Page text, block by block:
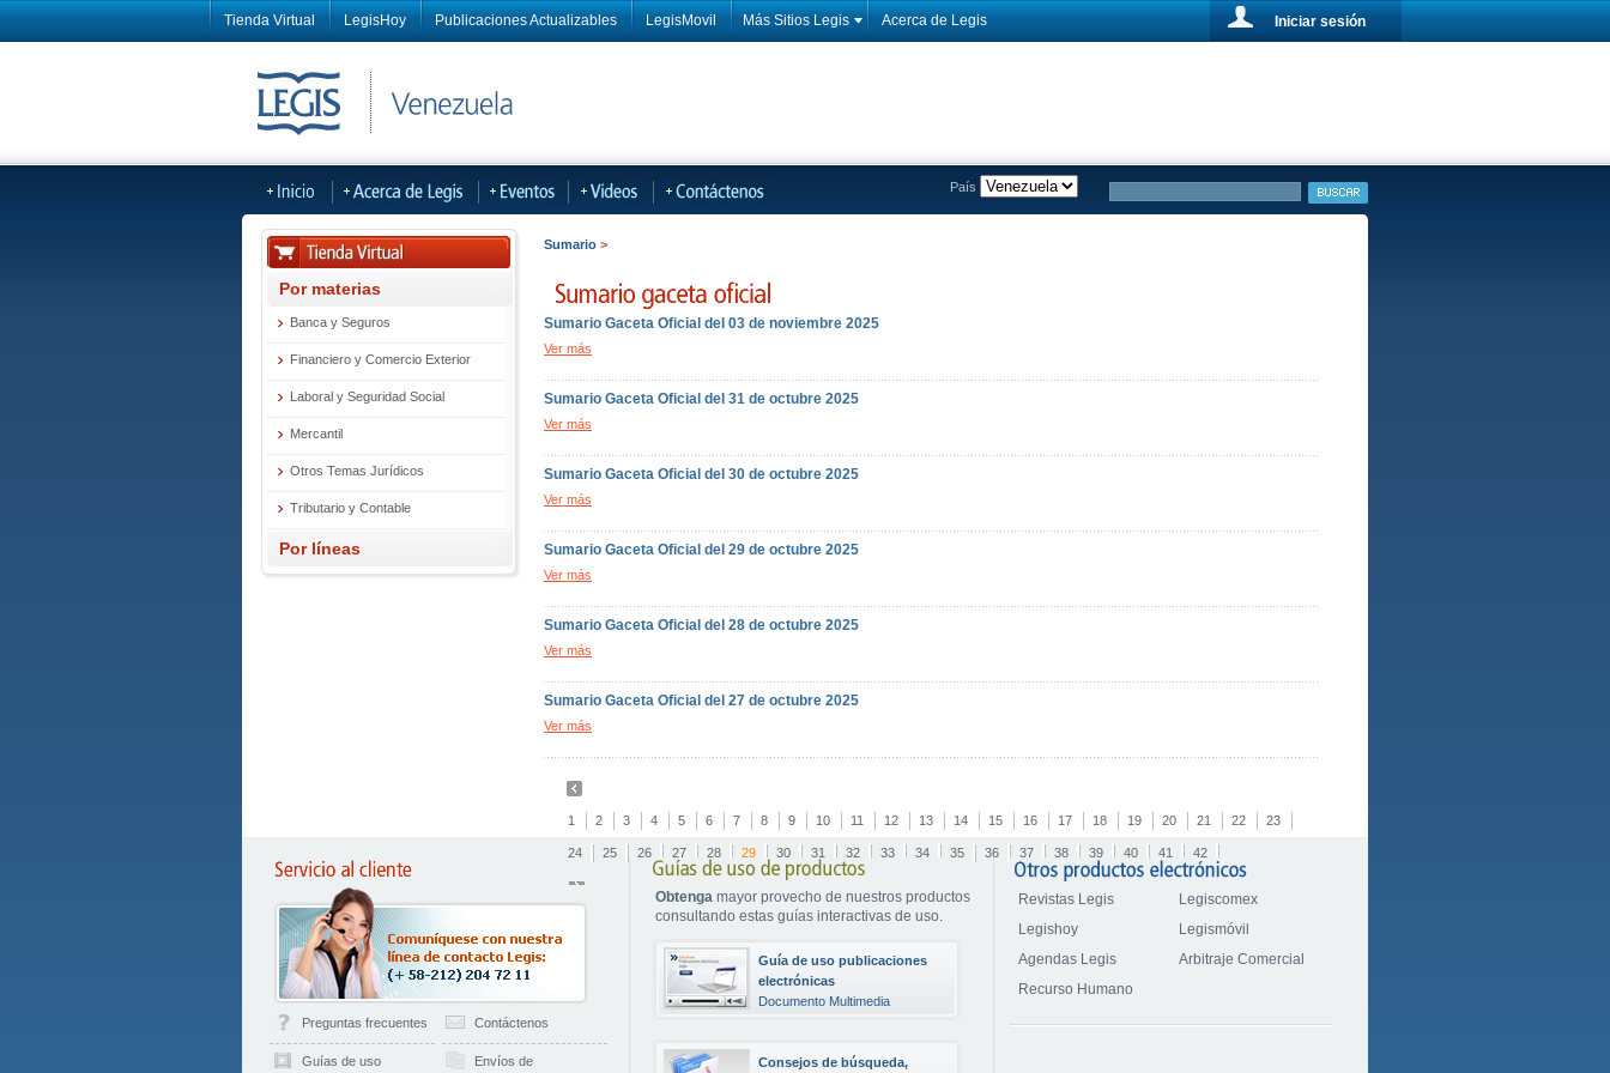
Tienda Virtual LegisHoy Publicaciones Actualizables LegisMovil Más Sitios Legis Acerca de Legis Iniciar sesión
País
Por materias
Banca y Seguros
Financiero y Comercio Exterior
Laboral y Seguridad Social
Mercantil
Otros Temas Jurídicos
Tributario y Contable
Por líneas
Sumario >
Sumario Gaceta Oficial del 03 de noviembre 2025
Ver más
Sumario Gaceta Oficial del 31 de octubre 2025
Ver más
Sumario Gaceta Oficial del 30 de octubre 2025
Ver más
Sumario Gaceta Oficial del 29 de octubre 2025
Ver más
Sumario Gaceta Oficial del 28 de octubre 2025
Ver más
Sumario Gaceta Oficial del 27 de octubre 2025
Ver más
1 2 3 4 5 6 7 8 9 10 11 12 13 14 15 16 17 18 19 20 21 22 23
24 25 26 27 28 29 30 31 32 33 34 35 36 37 38 39 40 41 42
Preguntas frecuentes Contáctenos
Guías de uso Envíos de
Obtenga mayor provecho de nuestros productos
consultando estas guías interactivas de uso.
Guía de uso publicaciones
electrónicas
Documento Multimedia
Consejos de búsqueda,
Revistas Legis
Legiscomex
Legishoy
Legismóvil
Agendas Legis
Arbitraje Comercial
Recurso Humano